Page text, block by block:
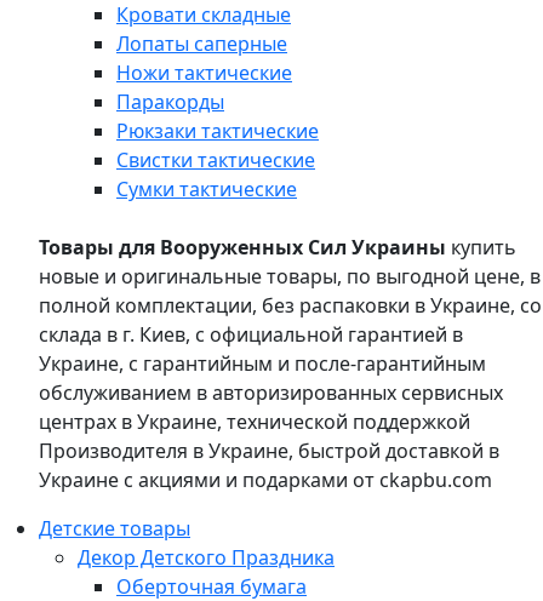
Кровати складные
Лопаты саперные
Ножи тактические
Паракорды
Рюкзаки тактические
Свистки тактические
Сумки тактические
Товары для Вооруженных Сил Украины купить
новые и оригинальные товары, по выгодной цене, в
полной комплектации, без распаковки в Украине, со
склада в г. Киев, с официальной гарантией в
Украине, с гарантийным и после-гарантийным
обслуживанием в авторизированных сервисных
центрах в Украине, технической поддержкой
Производителя в Украине, быстрой доставкой в
Украине с акциями и подарками от ckapbu.com
Детские товары
Декор Детского Праздника
Оберточная бумага